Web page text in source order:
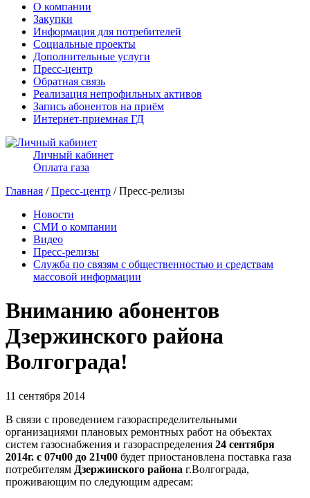
О компании
Закупки
Информация для потребителей
Социальные проекты
Дополнительные услуги
Пресс-центр
Обратная связь
Реализация непрофильных активов
Запись абонентов на приём
Интернет-приемная ГД
Личный кабинет
Оплата газа
Главная /Пресс-центр / Пресс-релизы
Новости
СМИ о компании
Видео
Пресс-релизы
Служба по связям с общественностью и средствам
массовой информации
Вниманию абонентов
Дзержинского района
Волгограда!
11 сентября 2014
В связи с проведением газораспределительными
организациями плановых ремонтных работ на объектах
систем газоснабжения и газораспределения 24 сентября
2014г. с 07ч00 до 21ч00 будет приостановлена поставка газа
потребителям Дзержинского района г.Волгограда,
проживающим по следующим адресам: